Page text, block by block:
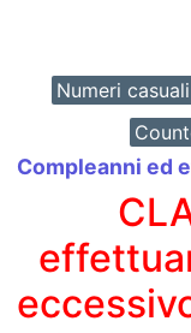
Numeri casuali
Compleanni ed